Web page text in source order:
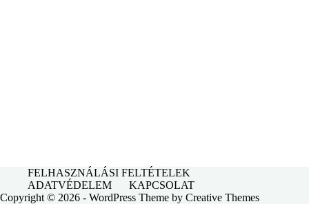
FELHASZNÁLÁSI FELTÉTELEK
ADATVÉDELEM
KAPCSOLAT
Copyright © 2026 - WordPress Theme by Creative Themes